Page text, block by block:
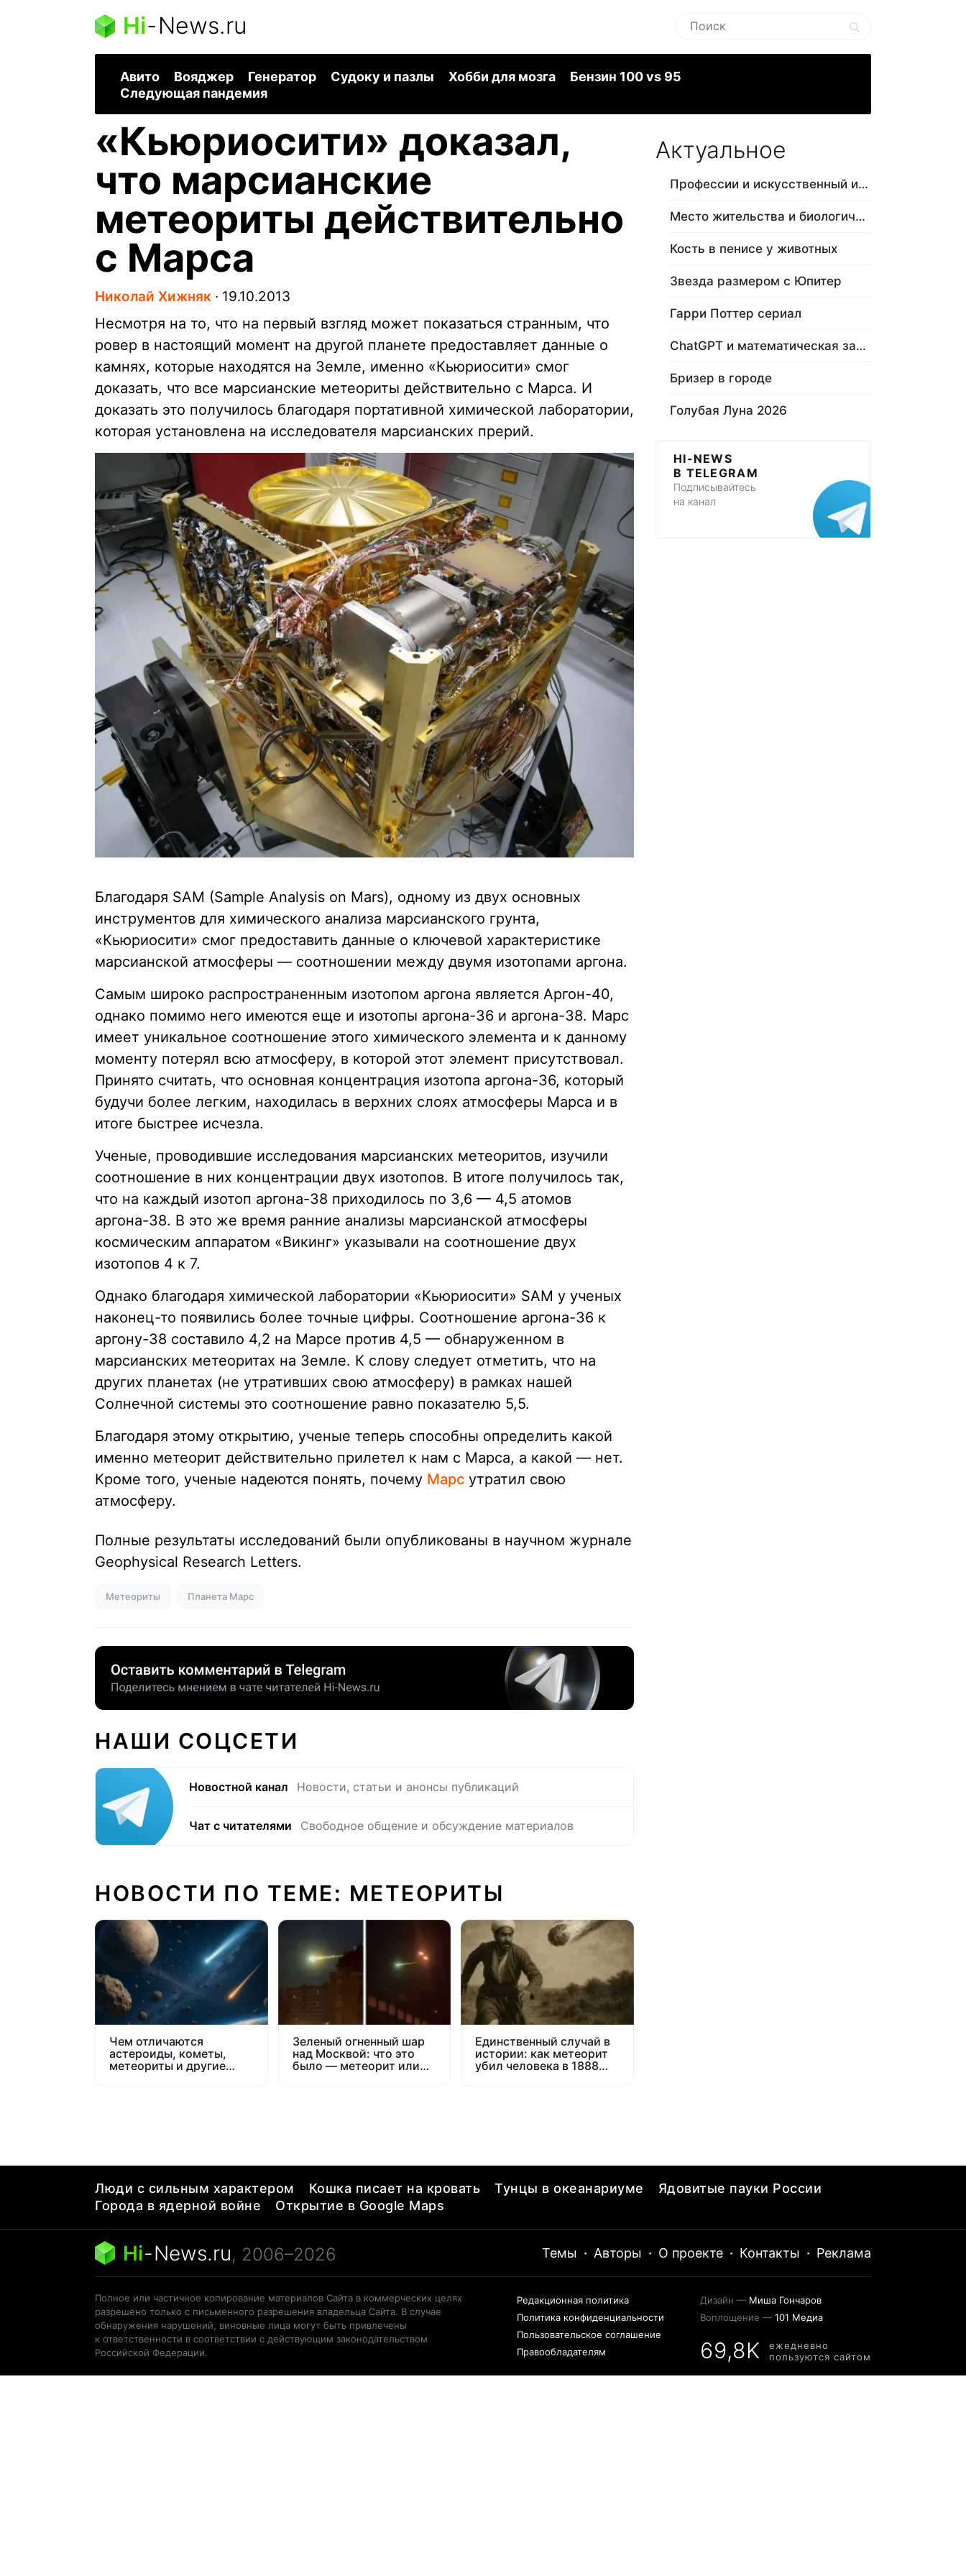
Hi-News.ru
Авито Вояджер Генератор Судоку и пазлы Хобби для мозга
Бензин 100 vs 95
Следующая пандемия
«Кьюриосити» доказал,
что марсианские
метеориты действительно
с Марса
Николай Хижняк ∙ 19.10.2013
Несмотря на то, что на первый взгляд может показаться странным, что
ровер в настоящий момент на другой планете предоставляет данные о
камнях, которые находятся на Земле, именно «Кьюриосити» смог
доказать, что все марсианские метеориты действительно с Марса. И
доказать это получилось благодаря портативной химической лаборатории,
которая установлена на исследователя марсианских прерий.
Благодаря SAM (Sample Analysis on Mars), одному из двух основных
инструментов для химического анализа марсианского грунта,
«Кьюриосити» смог предоставить данные о ключевой характеристике
марсианской атмосферы — соотношении между двумя изотопами аргона.
Самым широко распространенным изотопом аргона является Аргон-40,
однако помимо него имеются еще и изотопы аргона-36 и аргона-38. Марс
имеет уникальное соотношение этого химического элемента и к данному
моменту потерял всю атмосферу, в которой этот элемент присутствовал.
Принято считать, что основная концентрация изотопа аргона-36, который
будучи более легким, находилась в верхних слоях атмосферы Марса и в
итоге быстрее исчезла.
Ученые, проводившие исследования марсианских метеоритов, изучили
соотношение в них концентрации двух изотопов. В итоге получилось так,
что на каждый изотоп аргона-38 приходилось по 3,6 — 4,5 атомов
аргона-38. В это же время ранние анализы марсианской атмосферы
космическим аппаратом «Викинг» указывали на соотношение двух
изотопов 4 к 7.
Однако благодаря химической лаборатории «Кьюриосити» SAM у ученых
наконец-то появились более точные цифры. Соотношение аргона-36 к
аргону-38 составило 4,2 на Марсе против 4,5 — обнаруженном в
марсианских метеоритах на Земле. К слову следует отметить, что на
других планетах (не утративших свою атмосферу) в рамках нашей
Солнечной системы это соотношение равно показателю 5,5.
Благодаря этому открытию, ученые теперь способны определить какой
именно метеорит действительно прилетел к нам с Марса, а какой — нет.
Кроме того, ученые надеются понять, почему Марс утратил свою
атмосферу.
Полные результаты исследований были опубликованы в научном журнале
Geophysical Research Letters.
Метеориты Планета Марс
НАШИ СОЦСЕТИ
Новостной канал Новости, статьи и анонсы публикаций
Чат с читателями Свободное общение и обсуждение материалов
НОВОСТИ ПО ТЕМЕ: МЕТЕОРИТЫ
Чем отличаются
астероиды, кометы,
метеориты и другие
Зеленый огненный шар
над Москвой: что это
было — метеорит или
Единственный случай в
истории: как метеорит
убил человека в 1888
Актуальное
Профессии и искусственный интеллект
Место жительства и биологический в…
Кость в пенисе у животных
Звезда размером с Юпитер
Гарри Поттер сериал
ChatGPT и математическая задача
Бризер в городе
Голубая Луна 2026
HI-NEWS
В TELEGRAM
Подписывайтесь
на канал
Люди с сильным характером Кошка писает на кровать Тунцы в океанариуме
Ядовитые пауки России
Города в ядерной войне
Открытие в Google Maps
Hi-News.ru, 2006–2026 Темы · Авторы · О проекте · Контакты · Реклама
Полное или частичное копирование материалов Сайта в коммерческих целях
разрешено только с письменного разрешения владельца Сайта. В случае
обнаружения нарушений, виновные лица могут быть привлечены
к ответственности в соответствии с действующим законодательством
Российской Федерации.
Редакционная политика
Политика конфиденциальности
Пользовательское соглашение
Правообладателям
Дизайн — Миша Гончаров
Воплощение — 101 Медиа
69,8K
ежедневно
пользуются сайтом